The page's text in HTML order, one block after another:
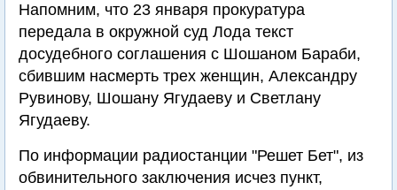
Напомним, что 23 января прокуратура
передала в окружной суд Лода текст
досудебного соглашения с Шошаном Бараби,
сбившим насмерть трех женщин, Александру
Рувинову, Шошану Ягудаеву и Светлану
Ягудаеву.
По информации радиостанции "Решет Бет", из
обвинительного заключения исчез пункт,